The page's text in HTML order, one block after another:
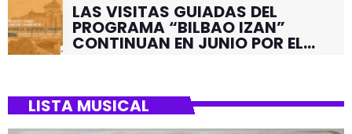
LAS VISITAS GUIADAS DEL
PROGRAMA “BILBAO IZAN”
CONTINUAN EN JUNIO POR EL
LISTA MUSICAL